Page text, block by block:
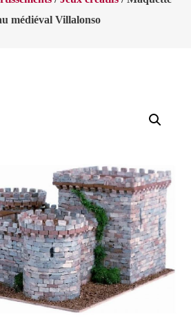
médiéval Villalonso